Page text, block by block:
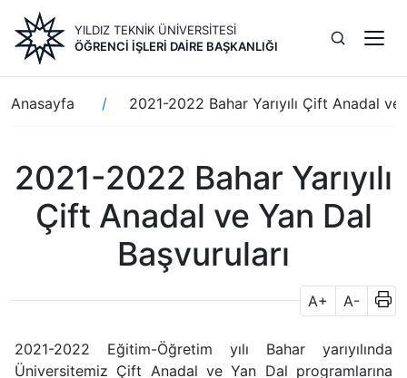
içeriğe
atla
YILDIZ TEKNİK ÜNİVERSİTESİ
ÖĞRENCI İŞLERI DAIRE BAŞKANLIĞI
Sayfa
yolu
Anasayfa 2021-2022 Bahar Yarıyılı Çift Anadal ve
2021-2022 Bahar Yarıyılı
Çift Anadal ve Yan Dal
Başvuruları
A+ A-
2021-2022 Eğitim-Öğretim yılı Bahar yarıyılında
Üniversitemiz Çift Anadal ve Yan Dal programlarına